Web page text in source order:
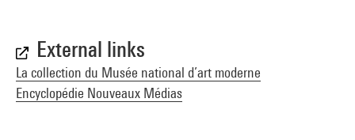
External links
La collection du Musée national d’art moderne
Encyclopédie Nouveaux Médias